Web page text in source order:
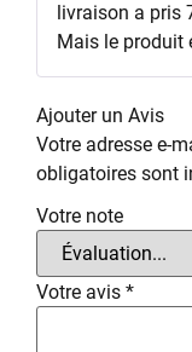
livraison a pris
Mais le produit
Ajouter un Avis
Votre adresse e-
obligatoires sont
Votre note
Votre avis *